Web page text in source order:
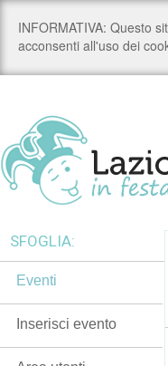
SFOGLIA:
Eventi
Inserisci evento